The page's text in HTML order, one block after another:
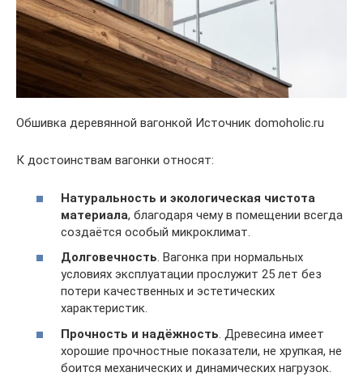
Обшивка деревянной вагонкой Источник domoholic.ru
К достоинствам вагонки относят:
Натуральность и экологическая чистота
материала, благодаря чему в помещении всегда
создаётся особый микроклимат.
Долговечность. Вагонка при нормальных
условиях эксплуатации прослужит 25 лет без
потери качественных и эстетических
характеристик.
Прочность и надёжность. Древесина имеет
хорошие прочностные показатели, не хрупкая, не
боится механических и динамических нагрузок.